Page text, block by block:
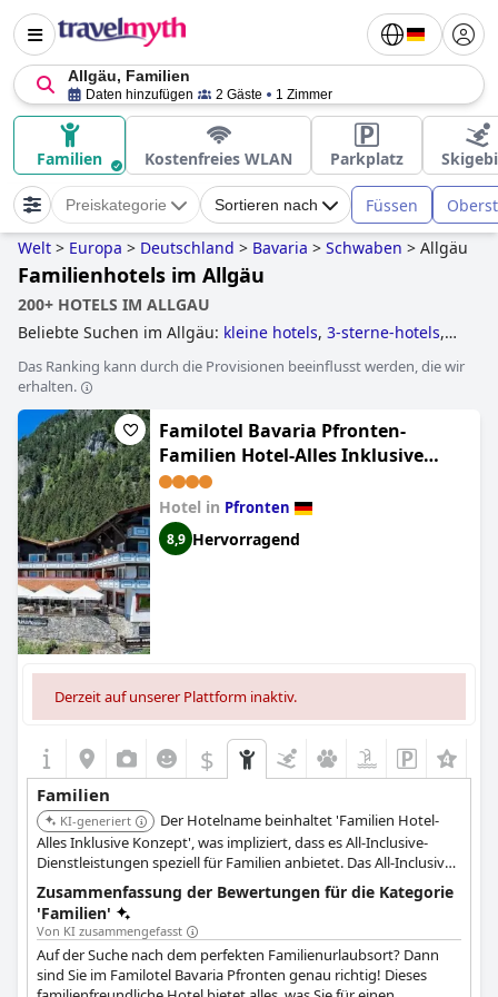
Allgäu, Familien
Daten hinzufügen 2 Gäste 1 Zimmer
Familien Kostenfreies WLAN Parkplatz
Preiskategorie Sortieren nach Füssen
Welt > Europa > Deutschland > Bavaria > Schwaben > Allgäu
Familienhotels im Allgäu
200+ HOTELS IM ALLGAU
Beliebte Suchen im Allgäu: kleine hotels, 3-sterne-hotels,
hotels mit pool, hotels mit hallenbad,hundefreundliche
hotels,yoga hotels
wellnesshotels,hotels mit außenpool
erwachsenenhotels,behindertengerechte hotels,
außergewöhnliche hotels,baumhaushotels,romantische
hotels,hotels mit privatpool
zimmer,5-sterne-hotels,hotels im boutique-stil
kostenfreiem hundeaufenthalt,hotels mit hundespielwiese
andhotels mit extra sicherheits und hygienevorschriften
Das Ranking kann durch die Provisionen beeinflusst werden, die wir
erhalten.
Familotel Bavaria Pfronten-
Familien Hotel-Alles Inklusive
Konzept
Hotel in Pfronten
8,9 Hervorragend
Derzeit auf unserer Plattform inaktiv.
$
Familien
KI-generiert
Der Hotelname beinhaltet 'Familien Hotel-
Alles Inklusive Konzept', was impliziert, dass es All-Inclusive-
Dienstleistungen speziell für Familien anbietet. Das All-Inclusive-
Konzept vereinfacht die Urlaubsplanung und Budgetierung für
Familien. Es befindet sich in Pfronten und bietet wahrscheinlich
malerische Ausblicke und Outdoor-Aktivitäten.
Zusammenfassung der Bewertungen für die Kategorie
'Familien'
Von KI zusammengefasst
Auf der Suche nach dem perfekten Familienurlaubsort? Dann
sind Sie im Familotel Bavaria Pfronten genau richtig! Dieses